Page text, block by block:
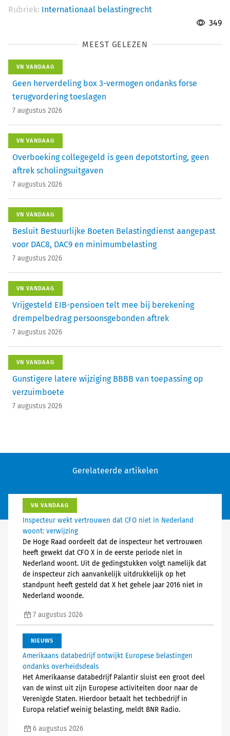
Rubriek: Internationaal belastingrecht
349
MEEST GELEZEN
VN VANDAAG
Geen herverdeling box 3-vermogen ondanks forse
terugvordering toeslagen
7 augustus 2026
VN VANDAAG
Overboeking collegegeld is geen depotstorting, geen
aftrek scholingsuitgaven
7 augustus 2026
VN VANDAAG
Besluit Bestuurlijke Boeten Belastingdienst aangepast
voor DAC8, DAC9 en minimumbelasting
7 augustus 2026
VN VANDAAG
Vrijgesteld EIB-pensioen telt mee bij berekening
drempelbedrag persoonsgebonden aftrek
7 augustus 2026
VN VANDAAG
Gunstigere latere wijziging BBBB van toepassing op
verzuimboete
7 augustus 2026
Gerelateerde artikelen
VN VANDAAG
Inspecteur wekt vertrouwen dat CFO niet in Nederland
woont: verwijzing
De Hoge Raad oordeelt dat de inspecteur het vertrouwen
heeft gewekt dat CFO X in de eerste periode niet in
Nederland woont. Uit de gedingstukken volgt namelijk dat
de inspecteur zich aanvankelijk uitdrukkelijk op het
standpunt heeft gesteld dat X het gehele jaar 2016 niet in
Nederland woonde.
7 augustus 2026
NIEUWS
Amerikaans databedrijf ontwijkt Europese belastingen
ondanks overheidsdeals
Het Amerikaanse databedrijf Palantir sluist een groot deel
van de winst uit zijn Europese activiteiten door naar de
Verenigde Staten. Hierdoor betaalt het techbedrijf in
Europa relatief weinig belasting, meldt BNR Radio.
6 augustus 2026